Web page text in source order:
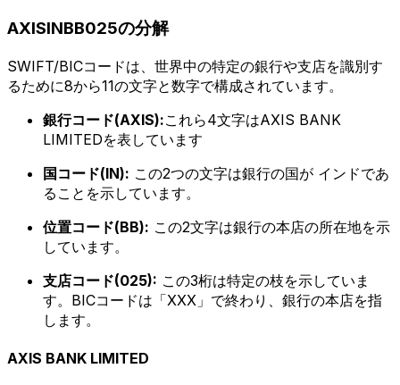
AXISINBB025の分解
SWIFT/BICコードは、世界中の特定の銀行や支店を識別す
るために8から11の文字と数字で構成されています。
銀行コード(AXIS):これら4文字はAXIS BANK
LIMITEDを表しています
国コード(IN): この2つの文字は銀行の国が インドであ
ることを示しています。
位置コード(BB): この2文字は銀行の本店の所在地を示
しています。
支店コード(025): この3桁は特定の枝を示していま
す。BICコードは「XXX」で終わり、銀行の本店を指
します。
AXIS BANK LIMITED